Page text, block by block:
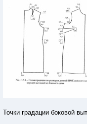
Точки градации боковой